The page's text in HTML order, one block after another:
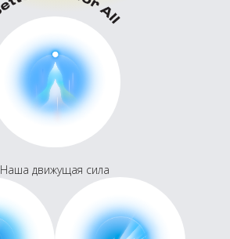
Наша движущая сила